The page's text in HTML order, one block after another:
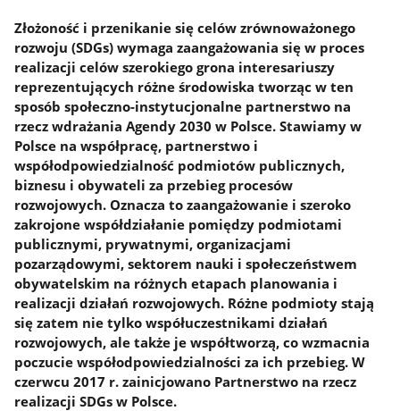
Złożoność i przenikanie się celów zrównoważonego
rozwoju (SDGs) wymaga zaangażowania się w proces
realizacji celów szerokiego grona interesariuszy
reprezentujących różne środowiska tworząc w ten
sposób społeczno-instytucjonalne partnerstwo na
rzecz wdrażania Agendy 2030 w Polsce. Stawiamy w
Polsce na współpracę, partnerstwo i
współodpowiedzialność podmiotów publicznych,
biznesu i obywateli za przebieg procesów
rozwojowych. Oznacza to zaangażowanie i szeroko
zakrojone współdziałanie pomiędzy podmiotami
publicznymi, prywatnymi, organizacjami
pozarządowymi, sektorem nauki i społeczeństwem
obywatelskim na różnych etapach planowania i
realizacji działań rozwojowych. Różne podmioty stają
się zatem nie tylko współuczestnikami działań
rozwojowych, ale także je współtworzą, co wzmacnia
poczucie współodpowiedzialności za ich przebieg. W
czerwcu 2017 r. zainicjowano Partnerstwo na rzecz
realizacji SDGs w Polsce.